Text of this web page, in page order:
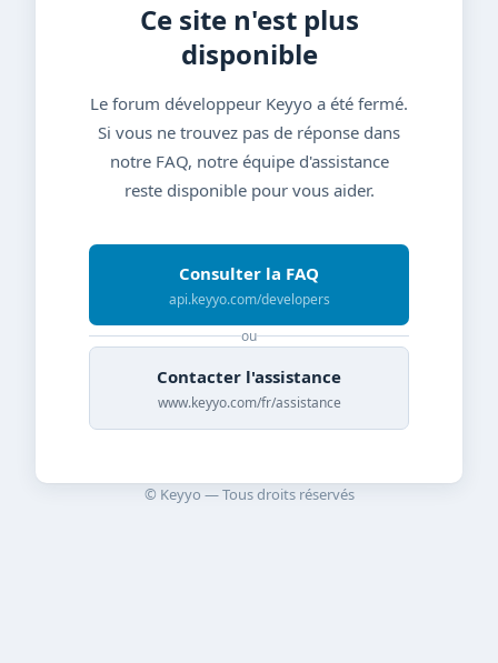
Ce site n'est plus
disponible
Le forum développeur Keyyo a été fermé.
Si vous ne trouvez pas de réponse dans
notre FAQ, notre équipe d'assistance
reste disponible pour vous aider.
Consulter la FAQ
api.keyyo.com/developers
ou
Contacter l'assistance
www.keyyo.com/fr/assistance
© Keyyo — Tous droits réservés